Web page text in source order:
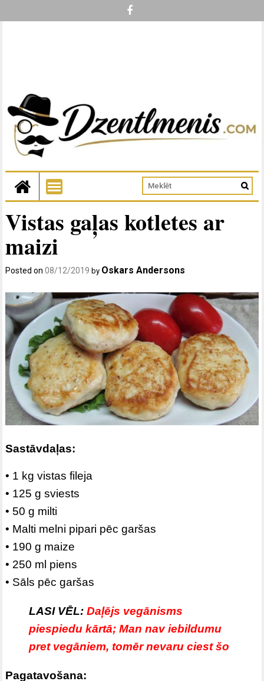
Vistas gaļas kotletes ar
maizi
Posted on08/12/2019 by Oskars Andersons
Sastāvdaļas:
• 1 kg vistas fileja
• 125 g sviests
• 50 g milti
• Malti melni pipari pēc garšas
• 190 g maize
• 250 ml piens
• Sāls pēc garšas
LASI VĒL:Daļējs vegānisms
piespiedu kārtā; Man nav iebildumu
pret vegāniem, tomēr nevaru ciest šo
Pagatavošana: